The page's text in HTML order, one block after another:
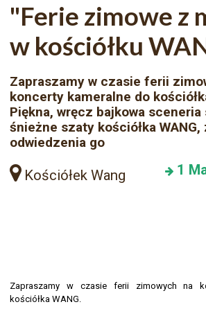
"Ferie zimowe z
w kościółku
Zapraszamy w czasie ferii
koncerty kameralne do
Piękna, wręcz bajkowa
śnieżne szaty kościółka
odwiedzenia go
Kościółek Wang 1
Zapraszamy w czasie ferii zimowych na
kościółka WANG.